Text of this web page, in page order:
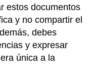
estos documentos
y no compartir el
debes
y expresar
única a la